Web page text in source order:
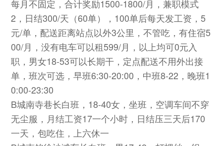
每月不固定，合计奖励1500-1800/月，兼职模式
2，日结300/天（60单），100单后每天发工资，5
元/单，配送距离站点以外3公里，不管吃，有住宿5
00/月，没有电车可以租599/月，以上均可0元入
职，男女18-53可以长期干，定点配送不用外出接
单，班次可选，早班6:30-20:00，中班8-22，晚班1
0:00-23:30
B城南寺巷长白班，18-40女，坐班，空调车间不穿
无尘服，月结工资17一个小时，日结压三天后170
一天，包吃住，上六休一